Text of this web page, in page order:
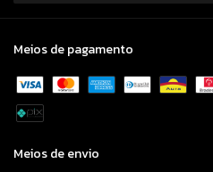
Meios de pagamento
Meios de envio